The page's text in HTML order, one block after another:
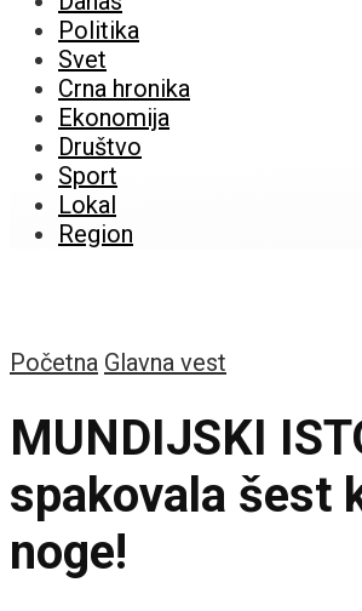
Politika
Svet
Crna hronika
Ekonomija
Društvo
Sport
Lokal
Region
Početna Glavna vest
MUNDIJSKI
spakovala šest
noge!